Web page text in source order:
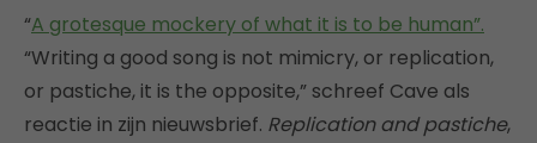
“A grotesque mockery of what it is to be human”.
“Writing a good song is not mimicry, or replication,
or pastiche, it is the opposite,” schreef Cave als
reactie in zijn nieuwsbrief. Replication and pastiche,